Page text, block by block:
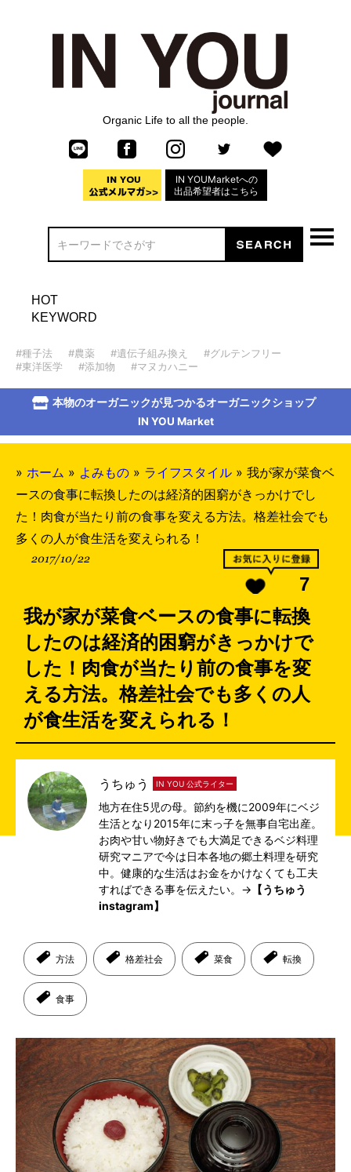
Organic Life to all the people.
IN YOUMarketへの
出品希望者はこちら
HOT
KEYWORD
#種子法 #農薬 #遺伝子組み換え
#グルテンフリー
#東洋医学
#添加物 #マヌカハニー
本物のオーガニックが見つかるオーガニックショップ
IN YOU Market
» ホーム » よみもの » ライフスタイル » 我が家が菜食ベ
ースの食事に転換したのは経済的困窮がきっかけでし
た！肉食が当たり前の食事を変える方法。格差社会でも
多くの人が食生活を変えられる！
2017/10/22
7
我が家が菜食ベースの食事に転換
したのは経済的困窮がきっかけで
した！肉食が当たり前の食事を変
える方法。格差社会でも多くの人
が食生活を変えられる！
うちゅう IN YOU 公式ライター
地方在住5児の母。節約を機に2009年にベジ
生活となり2015年に末っ子を無事自宅出産。
お肉や甘い物好きでも大満足できるベジ料理
研究マニアで今は日本各地の郷土料理を研究
中。健康的な生活はお金をかけなくても工夫
すればできる事を伝えたい。→ 【うちゅう
instagram】
方法 格差社会 菜食 転換
食事